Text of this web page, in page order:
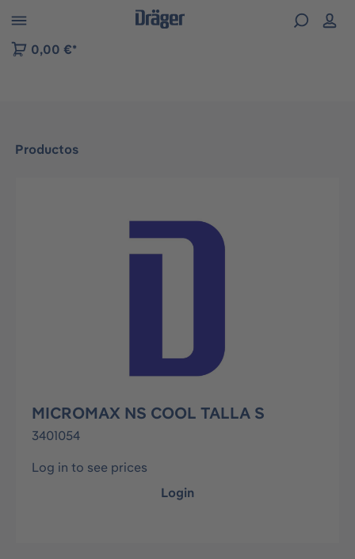
to B2B platform navigation
0,00 €*
Productos
Omitir galería de imágenes
MICROMAX NS COOL TALLA S
3401054
Log in to see prices
Login